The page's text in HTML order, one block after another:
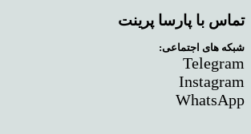
تماس با پارسا پرینت
شبکه های اجتماعی:
Telegram
Instagram
WhatsApp